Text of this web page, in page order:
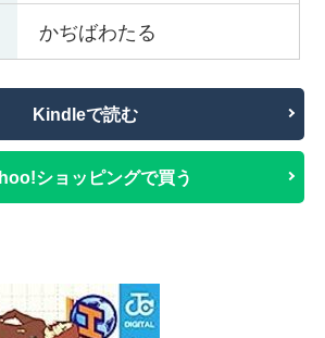
かぢばわたる
Kindleで読む
ショッピングで買う